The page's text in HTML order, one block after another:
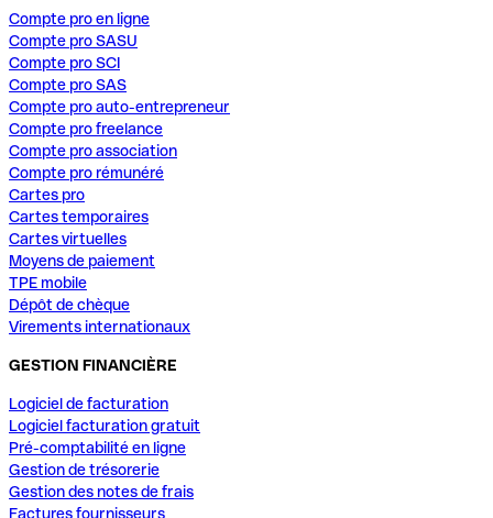
Compte pro en ligne
Compte pro SASU
Compte pro SCI
Compte pro SAS
Compte pro auto-entrepreneur
Compte pro freelance
Compte pro association
Compte pro rémunéré
Cartes pro
Cartes temporaires
Cartes virtuelles
Moyens de paiement
TPE mobile
Dépôt de chèque
Virements internationaux
GESTION FINANCIÈRE
Logiciel de facturation
Logiciel facturation gratuit
Pré-comptabilité en ligne
Gestion de trésorerie
Gestion des notes de frais
Factures fournisseurs